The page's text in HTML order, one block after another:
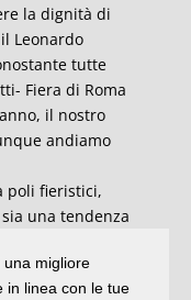
la dignità di
Leonardo
tutte
Fiera di Roma
il nostro
andiamo
poli fieristici,
una tendenza
creando il
Milano. Lo
una migliore
in linea con le tue